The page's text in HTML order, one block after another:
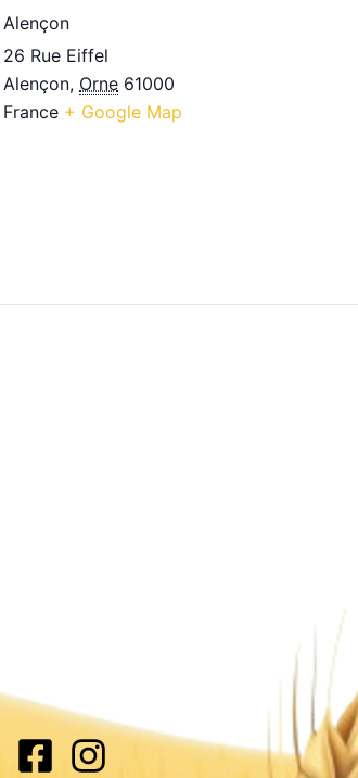
Alençon
26 Rue Eiffel
Alençon, Orne 61000
France + Google Map